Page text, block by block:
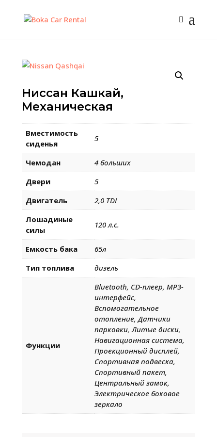
Ниссан Кашкай,
Механическая
Вместимость
сиденья
5
Чемодан
4 больших
Двери
5
Двигатель
2,0 TDI
Лошадиные
силы
120 л.с.
Емкость бака
65л
Тип топлива
дизель
Функции
Bluetooth, CD-плеер, MP3-
интерфейс,
Вспомогательное
отопление, Датчики
парковки, Литые диски,
Навигационная система,
Проекционный дисплей,
Спортивная подвеска,
Спортивный пакет,
Центральный замок,
Электрическое боковое
зеркало